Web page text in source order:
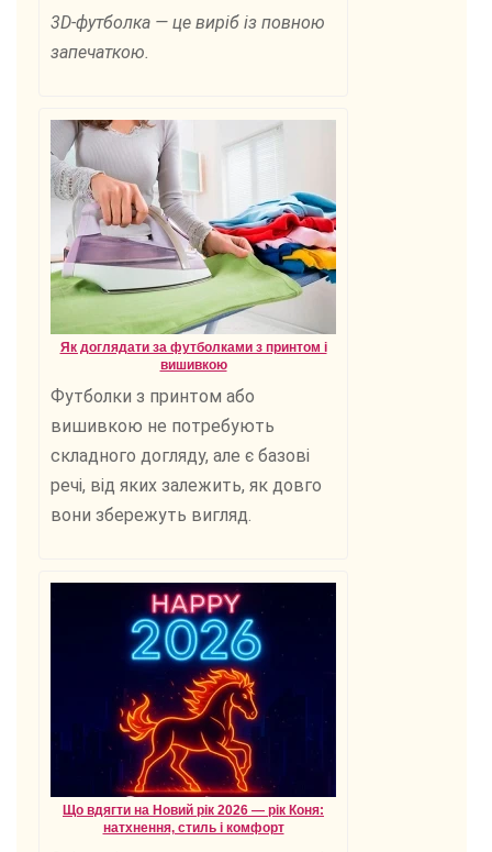
3D-футболка — це виріб із повною
запечаткою.
Як доглядати за футболками з принтом і
вишивкою
Футболки з принтом або
вишивкою не потребують
складного догляду, але є базові
речі, від яких залежить, як довго
вони збережуть вигляд.
Що вдягти на Новий рік 2026 — рік Коня:
натхнення, стиль і комфорт